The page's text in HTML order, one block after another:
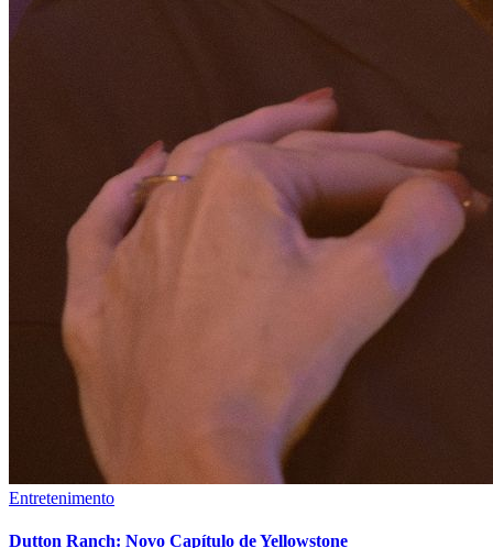
Entretenimento
Dutton Ranch: Novo Capítulo de Yellowstone